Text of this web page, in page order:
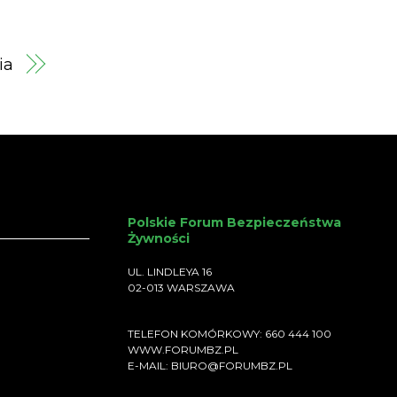
Polskie Forum Bezpieczeństwa
Żywności
UL. LINDLEYA 16
02-013 WARSZAWA
TELEFON KOMÓRKOWY: 660 444 100
WWW.FORUMBZ.PL
E-MAIL: BIURO@FORUMBZ.PL